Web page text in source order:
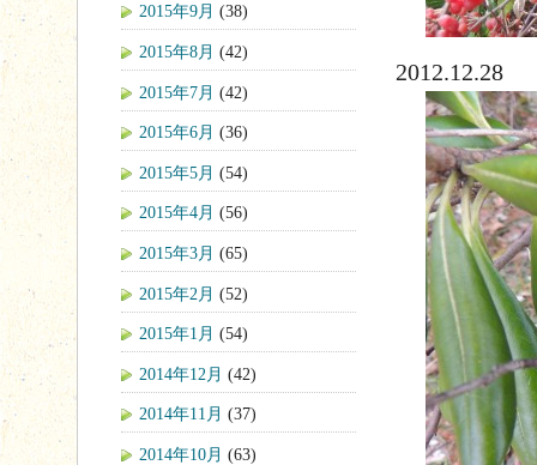
2012.12.28
2015年9月 (38)
2015年8月 (42)
2015年7月 (42)
2015年6月 (36)
2015年5月 (54)
2015年4月 (56)
2015年3月 (65)
2015年2月 (52)
2015年1月 (54)
2014年12月 (42)
2014年11月 (37)
2014年10月 (63)